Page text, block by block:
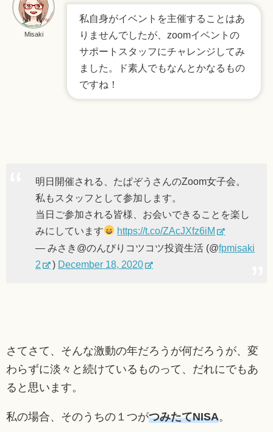
Misaki
私自身がイベントを主催することはあ
りませんでしたが、zoomイベントの
サポートスタッフにチャレンジしてみ
ました。ド素人でもなんとかなるもの
ですね！
明日開催される、たぱぞうさんのZoom女子会。
私もスタッフとして参加します。
当日ご参加される皆様、お会いできることを楽し
みにしています
https://t.co/ZAcJXfz6iM
— みさき@のんびりコツコツ投資生活 (@fpmisaki
2
) December 18, 2020
さてさて、そんな激動の年だろうが何だろうが、変
わらずに淡々と続けているものって、だれにでもあ
ると思います。
私の場合、そのうちの１つがつみたてNISA。